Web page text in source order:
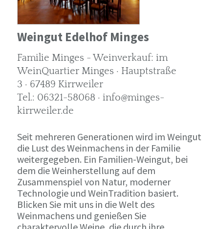
Weingut Edelhof Minges
Familie Minges - Weinverkauf: im
WeinQuartier Minges · Hauptstraße
3 · 67489 Kirrweiler
Tel.: 06321-58068 · info@minges-
kirrweiler.de
Seit mehreren Generationen wird im Weingut
die Lust des Weinmachens in der Familie
weitergegeben. Ein Familien-Weingut, bei
dem die Weinherstellung auf dem
Zusammenspiel von Natur, moderner
Technologie und WeinTradition basiert.
Blicken Sie mit uns in die Welt des
Weinmachens und genießen Sie